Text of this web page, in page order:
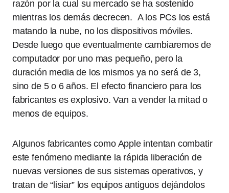
razón por la cual su mercado se ha sostenido
mientras los demás decrecen. A los PCs los está
matando la nube, no los dispositivos móviles.
Desde luego que eventualmente cambiaremos de
computador por uno mas pequeño, pero la
duración media de los mismos ya no será de 3,
sino de 5 o 6 años. El efecto financiero para los
fabricantes es explosivo. Van a vender la mitad o
menos de equipos.
Algunos fabricantes como Apple intentan combatir
este fenómeno mediante la rápida liberación de
nuevas versiones de sus sistemas operativos, y
tratan de “lisiar” los equipos antiguos dejándolos